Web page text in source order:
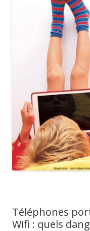
Téléphones
Wifi : quels